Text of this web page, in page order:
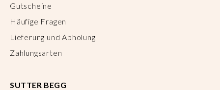
Gutscheine
Häufige Fragen
Lieferung und Abholung
Zahlungsarten
SUTTER BEGG